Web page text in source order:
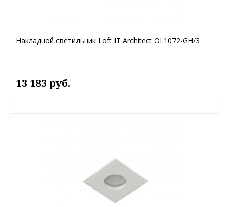
Накладной светильник Loft IT Architect OL1072-GH/3
13 183 руб.